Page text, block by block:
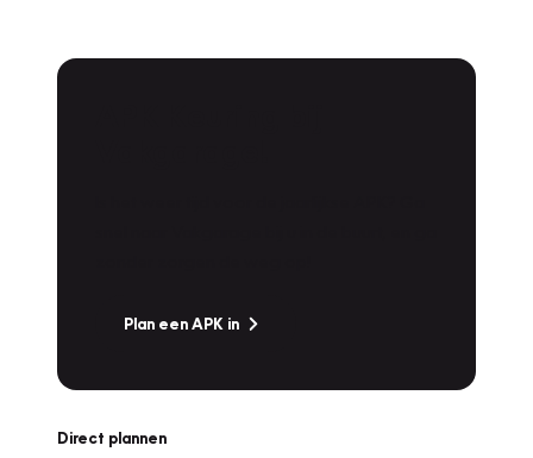
Plan een APK in
Direct plannen